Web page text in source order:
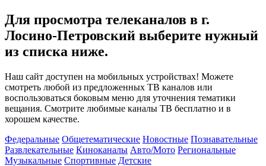
Для просмотра телеканалов в г.
Лосино-Петровский выберите нужный
из списка ниже.
Наш сайт доступен на мобильных устройствах! Можете
смотреть любой из предложенных ТВ каналов или
воспользоваться боковым меню для уточнения тематики
вещания. Смотрите любимые каналы ТВ бесплатно и в
хорошем качестве.
Федеральные Общетематические Новостные Познавательные
Развлекательные Киноканалы Авто/Мото Региональные
Музыкальные Спортивные Детские